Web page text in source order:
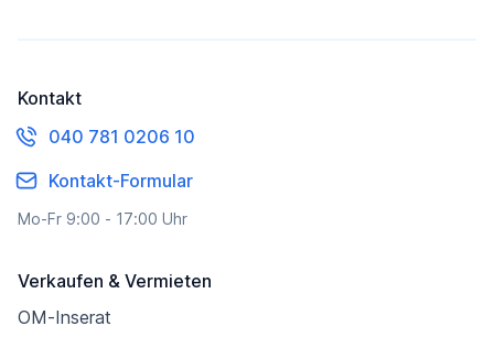
Kontakt
040 781 0206 10
Kontakt-Formular
Mo-Fr 9:00 - 17:00 Uhr
Verkaufen & Vermieten
OM-Inserat